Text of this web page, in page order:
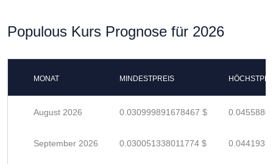
Populous Kurs Prognose für 2026
MONAT MINDESTPREIS
August 2026 0.030999891678467 $
September 2026 0.030051338011774 $